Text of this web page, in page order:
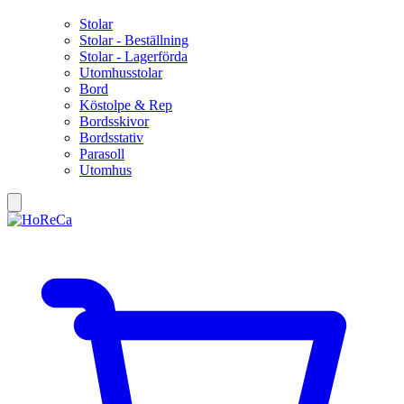
Stolar
Stolar - Beställning
Stolar - Lagerförda
Utomhusstolar
Bord
Köstolpe & Rep
Bordsskivor
Bordsstativ
Parasoll
Utomhus